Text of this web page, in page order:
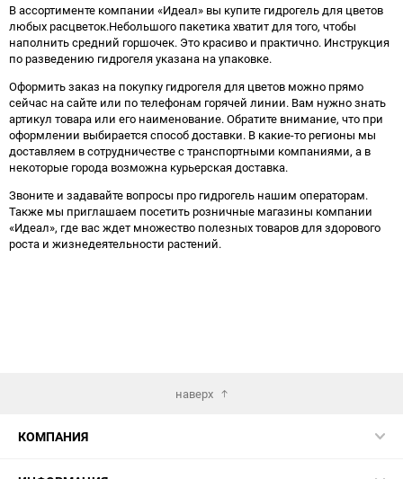
В ассортименте компании «Идеал» вы купите гидрогель для цветов
любых расцветок.Небольшого пакетика хватит для того, чтобы
наполнить средний горшочек. Это красиво и практично. Инструкция
по разведению гидрогеля указана на упаковке.
Оформить заказ на покупку гидрогеля для цветов можно прямо
сейчас на сайте или по телефонам горячей линии. Вам нужно знать
артикул товара или его наименование. Обратите внимание, что при
оформлении выбирается способ доставки. В какие-то регионы мы
доставляем в сотрудничестве с транспортными компаниями, а в
некоторые города возможна курьерская доставка.
Звоните и задавайте вопросы про гидрогель нашим операторам.
Также мы приглашаем посетить розничные магазины компании
«Идеал», где вас ждет множество полезных товаров для здорового
роста и жизнедеятельности растений.
наверх
КОМПАНИЯ